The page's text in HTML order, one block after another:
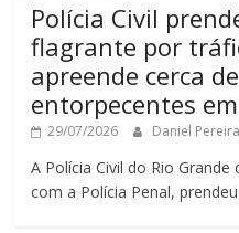
Polícia Civil
flagrante por
apreende cerca
entorpecentes
29/07/2026 Daniel Pereira
A Polícia Civil do Rio
com a Polícia Penal,